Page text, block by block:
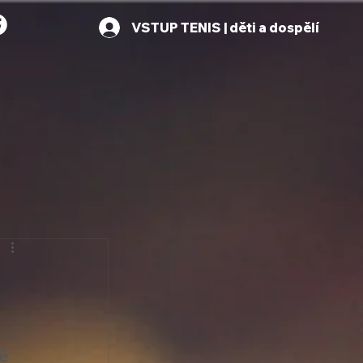
VSTUP TENIS | děti a dospělí